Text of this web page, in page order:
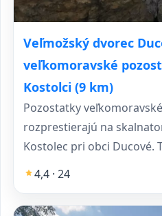
Veľmožský dvorec
veľkomoravské
Kostolci (9 km)
Pozostatky
rozprestierajú na
Kostolec pri obci Ducové.
4,4 · 24